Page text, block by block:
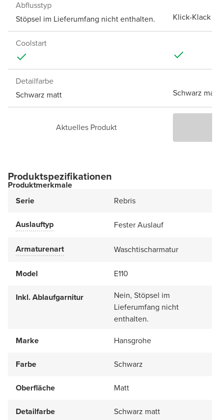
Abflusstyp
Stöpsel im Lieferumfang nicht enthalten.
Klick-Klack
Coolstart
Detailfarbe
Schwarz matt
Schwarz matt
Aktuelles Produkt
Produktspezifikationen
Produktmerkmale
Serie
Rebris
Auslauftyp Fester Auslauf
Armaturenart Waschtischarmatur
Model E110
Inkl. Ablaufgarnitur
Nein, Stöpsel im
Lieferumfang nicht
enthalten.
Marke
Hansgrohe
Farbe Schwarz
Oberfläche Matt
Detailfarbe Schwarz matt